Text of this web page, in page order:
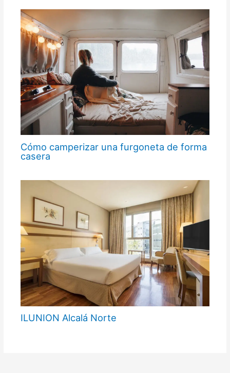
Cómo camperizar una furgoneta de forma
casera
ILUNION Alcalá Norte